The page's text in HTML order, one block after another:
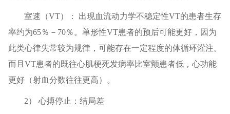
室速（VT）： 出现血流动力学不稳定性VT的患者生存
率约为65％－70％。单形性VT患者的预后可能更好，因为
此类心律失常较为规律，可能存在一定程度的体循环灌注。
而且VT患者的既往心肌梗死发病率比室颤患者低，心功能
更好（射血分数往往更高）。
2） 心搏停止：结局差